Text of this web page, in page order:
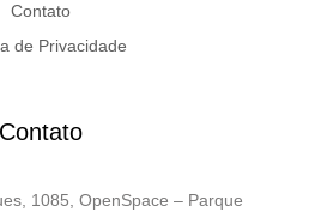
Contato
de Privacidade
Contato
1085, OpenSpace – Parque